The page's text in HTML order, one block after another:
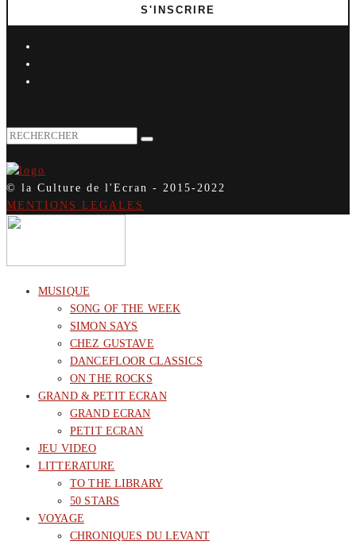
© la Culture de l'Ecran - 2015-2022
MENTIONS LEGALES
MUSIQUE
SONG OF THE WEEK
SIMON SAYS
CHEZ GUSTAVE
DANCEFLOOR CLASSICS
ON THE ROCKS
GRAND & PETIT ECRAN
GRAND ECRAN
PETIT ECRAN
JEU VIDEO
LITTERATURE
TO THE LIBRARY
50 STARS
VOYAGE
CHRONIQUES DU LEVANT